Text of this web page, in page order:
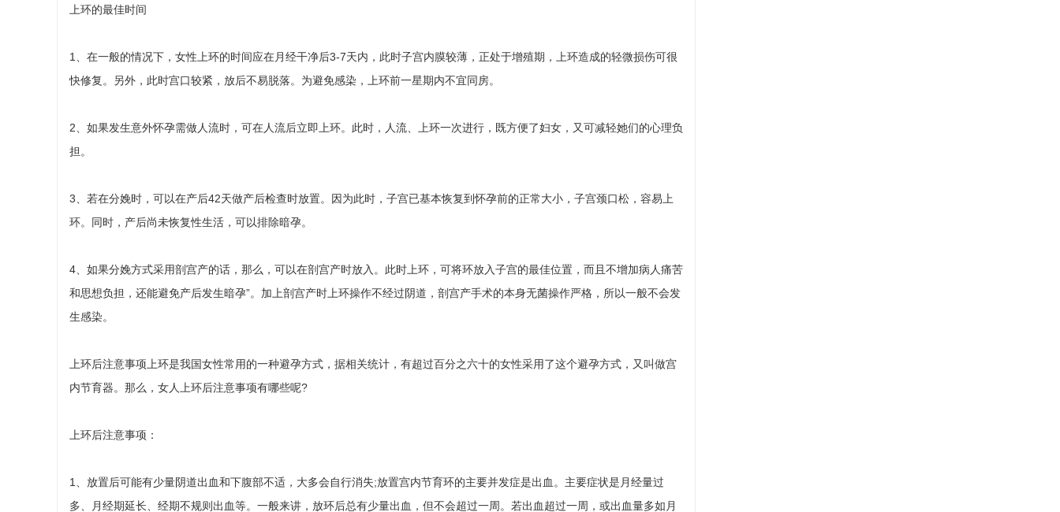
上环的最佳时间
1、在一般的情况下，女性上环的时间应在月经干净后3-7天内，此时子宫内膜较薄，正处于增殖期，上环造成的轻微损伤可很
快修复。另外，此时宫口较紧，放后不易脱落。为避免感染，上环前一星期内不宜同房。
2、如果发生意外怀孕需做人流时，可在人流后立即上环。此时，人流、上环一次进行，既方便了妇女，又可减轻她们的心理负
担。
3、若在分娩时，可以在产后42天做产后检查时放置。因为此时，子宫已基本恢复到怀孕前的正常大小，子宫颈口松，容易上
环。同时，产后尚未恢复性生活，可以排除暗孕。
4、如果分娩方式采用剖宫产的话，那么，可以在剖宫产时放入。此时上环，可将环放入子宫的最佳位置，而且不增加病人痛苦
和思想负担，还能避免产后发生暗孕”。加上剖宫产时上环操作不经过阴道，剖宫产手术的本身无菌操作严格，所以一般不会发
生感染。
上环后注意事项上环是我国女性常用的一种避孕方式，据相关统计，有超过百分之六十的女性采用了这个避孕方式，又叫做宫
内节育器。那么，女人上环后注意事项有哪些呢?
上环后注意事项：
1、放置后可能有少量阴道出血和下腹部不适，大多会自行消失;放置宫内节育环的主要并发症是出血。主要症状是月经量过
多、月经期延长、经期不规则出血等。一般来讲，放环后总有少量出血，但不会超过一周。若出血超过一周，或出血量多如月